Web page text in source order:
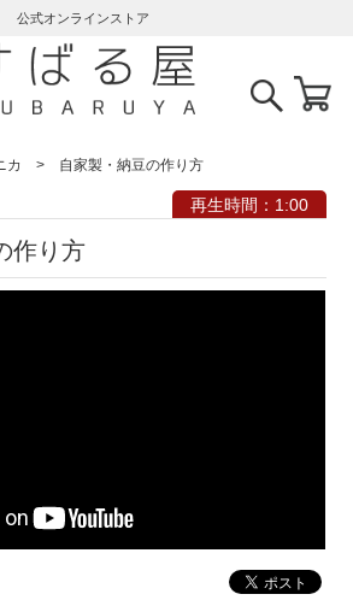
公式オンラインストア
カ 自家製・納豆の作り方
再生時間：1:00
作り方